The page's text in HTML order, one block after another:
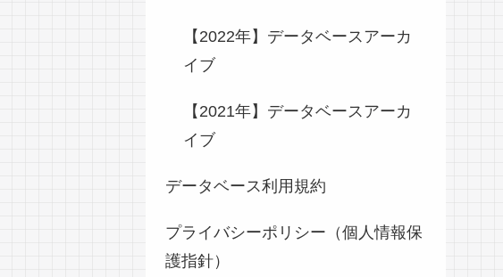
【2022年】データベースアーカ
イブ
【2021年】データベースアーカ
イブ
データベース利用規約
プライバシーポリシー（個人情報保
護指針）